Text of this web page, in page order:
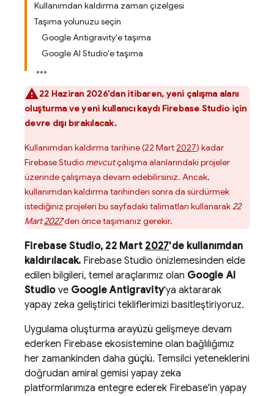
Kullanımdan kaldırma zaman çizelgesi
Taşıma yolunuzu seçin
Google Antigravity'e taşıma
Google AI Studio'e taşıma
22 Haziran 2026'dan itibaren, yeni çalışma alanı
oluşturma ve yeni kullanıcı kaydı Firebase Studio için
devre dışı bırakılacak.
Kullanımdan kaldırma tarihine (22 Mart 2027) kadar
Firebase Studio mevcutçalışma alanlarındaki projeler
üzerinde çalışmaya devam edebilirsiniz. Ancak,
kullanımdan kaldırma tarihinden sonra da sürdürmek
istediğiniz projeleri bu sayfadaki talimatları kullanarak22
Mart2027'den önce taşımanız gerekir.
Firebase Studio, 22 Mart 2027'de kullanımdan
kaldırılacak. Firebase Studio önizlemesinden elde
edilen bilgileri, temel araçlarımız olan Google AI
Studiove Google Antigravity'ya aktararak
yapay zeka geliştirici tekliflerimizi basitleştiriyoruz.
Uygulama oluşturma arayüzü gelişmeye devam
ederken Firebase ekosistemine olan bağlılığımız
her zamankinden daha güçlü. Temsilci yeteneklerini
doğrudan amiral gemisi yapay zeka
platformlarımıza entegre ederek Firebase'in yapay